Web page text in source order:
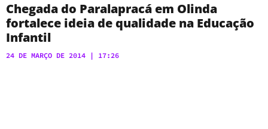
Chegada do Paralapracá em Olinda
fortalece ideia de qualidade na Educação
Infantil
24 DE MARÇO DE 2014 17:26